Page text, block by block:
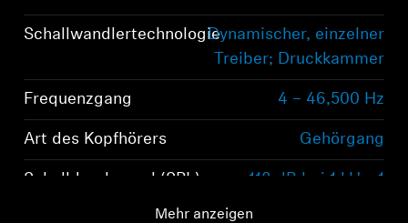
SchallwandlertechnologieDynamischer, einzelner
Treiber; Druckkammer
Frequenzgang 4 – 46,500 Hz
Art des Kopfhörers Gehörgang
Schalldruckpegel (SPL)
118 dB bei 1 kHz, 1
Mehr anzeigen